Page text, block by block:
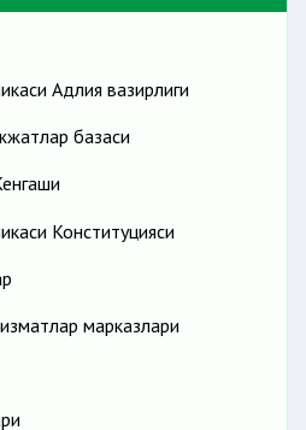
Адлия вазирлиги
базаси
Конституцияси
марказлари